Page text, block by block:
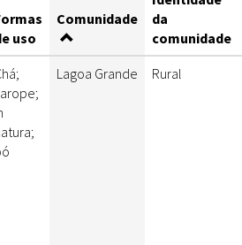
uso
Comunidade
da
comunidade
Lagoa Grande Rural